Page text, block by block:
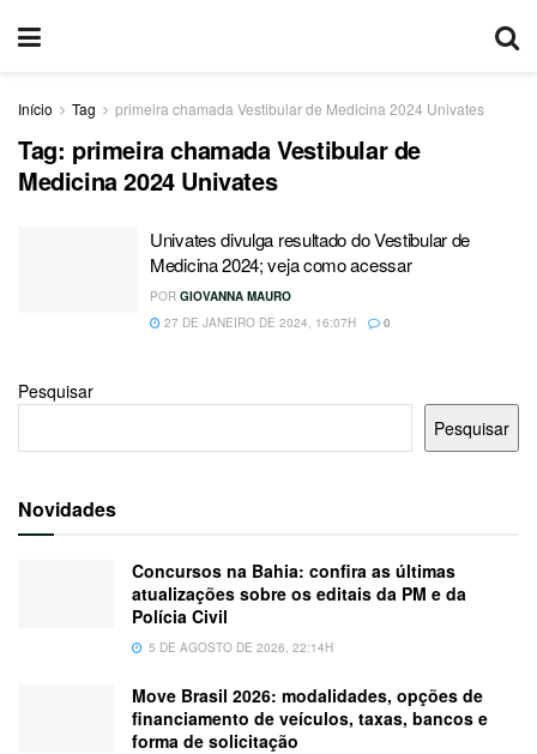
Início Tag primeira chamada Vestibular de Medicina 2024 Univates
Tag: primeira chamada Vestibular de
Medicina 2024 Univates
Univates divulga resultado do Vestibular de
Medicina 2024; veja como acessar
POR GIOVANNA MAURO
27 DE JANEIRO DE 2024, 16:07H
0
Pesquisar
Pesquisar
Novidades
Concursos na Bahia: confira as últimas
atualizações sobre os editais da PM e da
Polícia Civil
5 DE AGOSTO DE 2026, 22:14H
Move Brasil 2026: modalidades, opções de
financiamento de veículos, taxas, bancos e
forma de solicitação